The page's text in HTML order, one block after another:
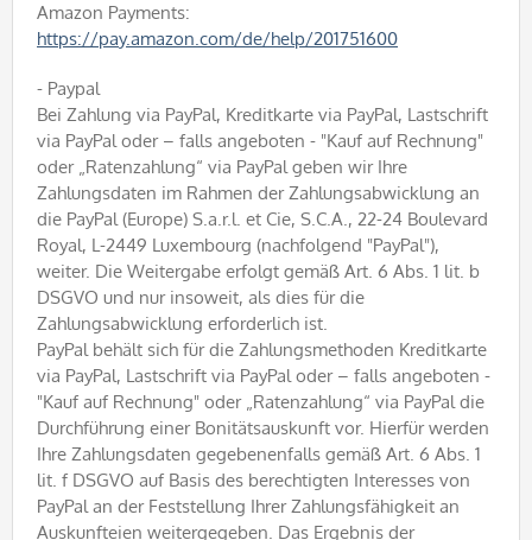
Amazon Payments:
https://pay.amazon.com/de/help/201751600
- Paypal
Bei Zahlung via PayPal, Kreditkarte via PayPal, Lastschrift
via PayPal oder – falls angeboten - "Kauf auf Rechnung"
oder „Ratenzahlung“ via PayPal geben wir Ihre
Zahlungsdaten im Rahmen der Zahlungsabwicklung an
die PayPal (Europe) S.a.r.l. et Cie, S.C.A., 22-24 Boulevard
Royal, L-2449 Luxembourg (nachfolgend "PayPal"),
weiter. Die Weitergabe erfolgt gemäß Art. 6 Abs. 1 lit. b
DSGVO und nur insoweit, als dies für die
Zahlungsabwicklung erforderlich ist.
PayPal behält sich für die Zahlungsmethoden Kreditkarte
via PayPal, Lastschrift via PayPal oder – falls angeboten -
"Kauf auf Rechnung" oder „Ratenzahlung“ via PayPal die
Durchführung einer Bonitätsauskunft vor. Hierfür werden
Ihre Zahlungsdaten gegebenenfalls gemäß Art. 6 Abs. 1
lit. f DSGVO auf Basis des berechtigten Interesses von
PayPal an der Feststellung Ihrer Zahlungsfähigkeit an
Auskunfteien weitergegeben. Das Ergebnis der